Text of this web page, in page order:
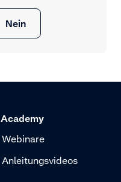
Nein
Academy
Webinare
Anleitungsvideos